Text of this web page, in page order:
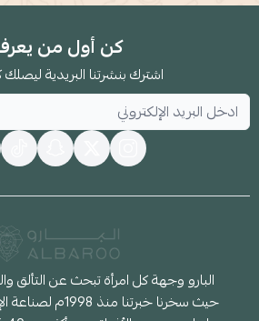
كن أول من
اشترك بنشرتنا البريدية
البارو وجهة كل امرأة تبحث عن التألق
حيث سخرنا خبرتنا